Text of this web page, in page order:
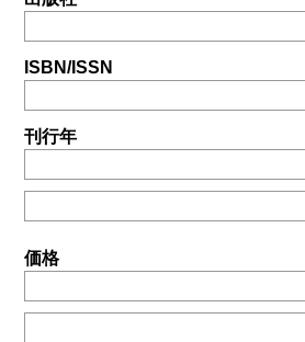
ISBN/ISSN
刊行年
価格